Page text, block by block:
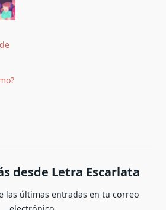
desde Letra Escarlata
las últimas entradas en tu correo